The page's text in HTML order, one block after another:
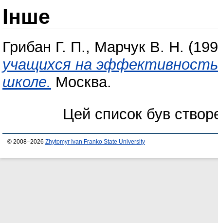
Інше
Грибан Г. П., Марчук В. Н.
учащихся на
школе. Москва.
Цей список був
© 2008–2026 Zhytomyr Ivan Franko State University